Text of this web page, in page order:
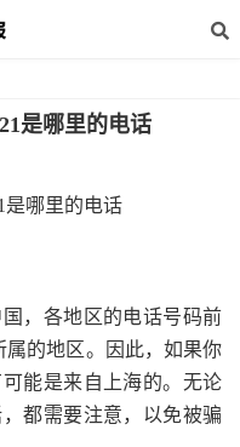
是哪里的电话
，各地区的电话号码前
的地区。因此，如果你
能是来自上海的。无论
都需要注意，以免被骗